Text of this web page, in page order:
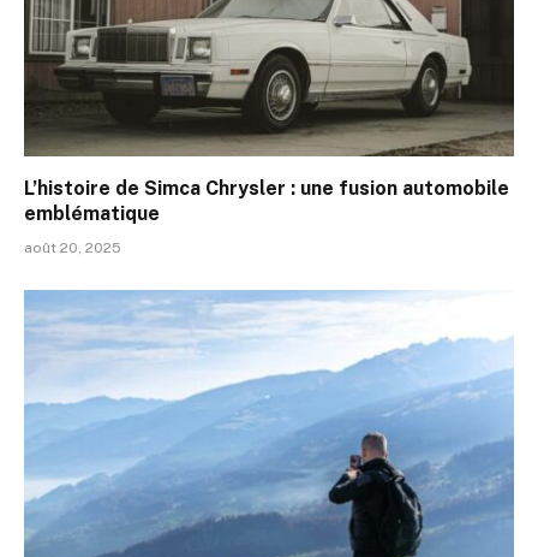
L’histoire de Simca Chrysler : une fusion automobile
emblématique
août 20, 2025